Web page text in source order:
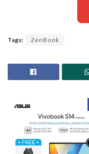
Tags: ZenBook